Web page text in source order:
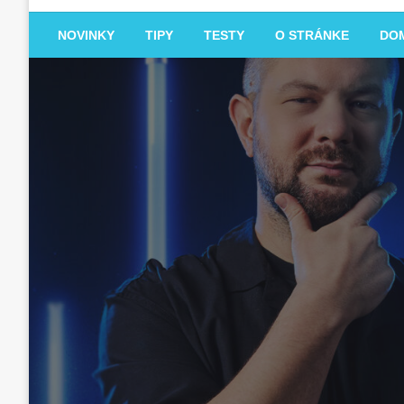
NOVINKY TIPY TESTY O STRÁNKE